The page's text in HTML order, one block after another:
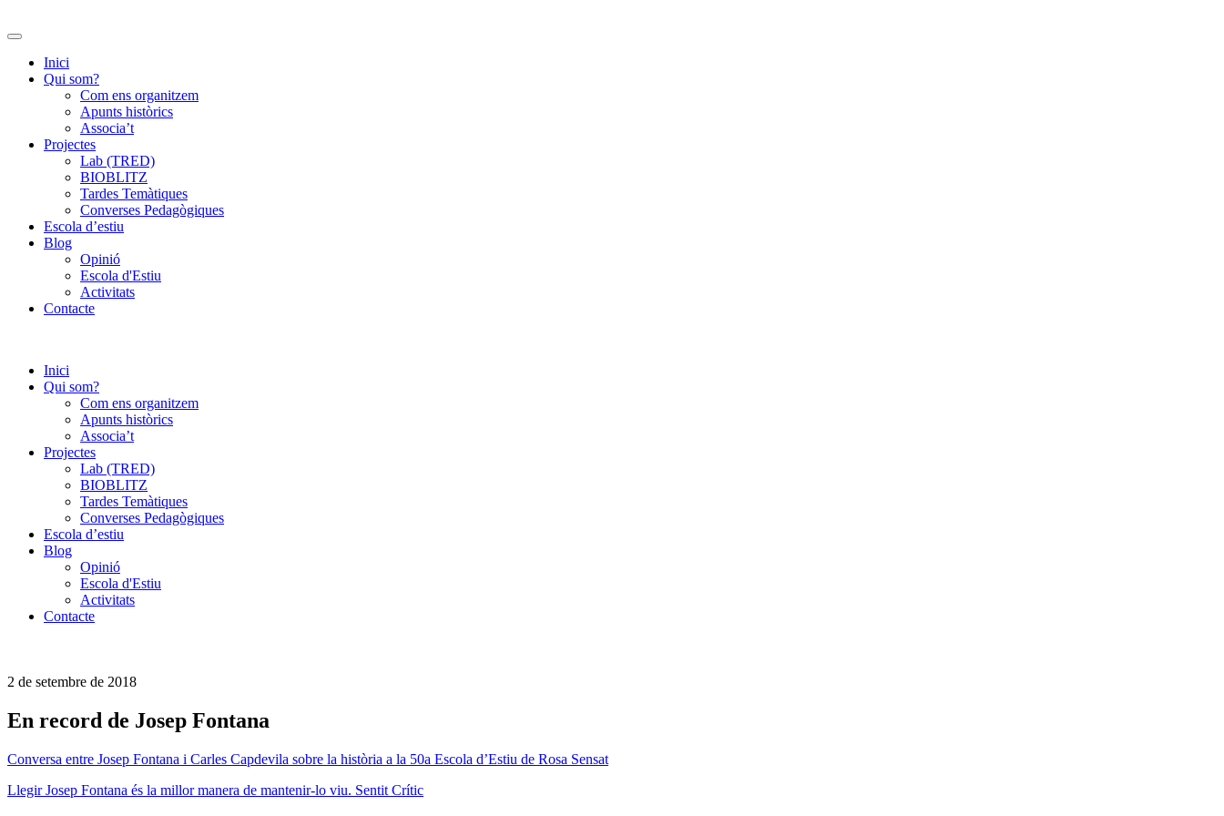
Inici
Qui som?
Com ens organitzem
Apunts històrics
Associa’t
Projectes
Lab (TRED)
BIOBLITZ
Tardes Temàtiques
Converses Pedagògiques
Escola d’estiu
Blog
Opinió
Escola d'Estiu
Activitats
Contacte
Inici
Qui som?
Com ens organitzem
Apunts històrics
Associa’t
Projectes
Lab (TRED)
BIOBLITZ
Tardes Temàtiques
Converses Pedagògiques
Escola d’estiu
Blog
Opinió
Escola d'Estiu
Activitats
Contacte
2 de setembre de 2018
En record de Josep Fontana
Conversa entre Josep Fontana i Carles Capdevila sobre la història a la 50a Escola d’Estiu de Rosa Sensat
Llegir Josep Fontana és la millor manera de mantenir-lo viu. Sentit Crític